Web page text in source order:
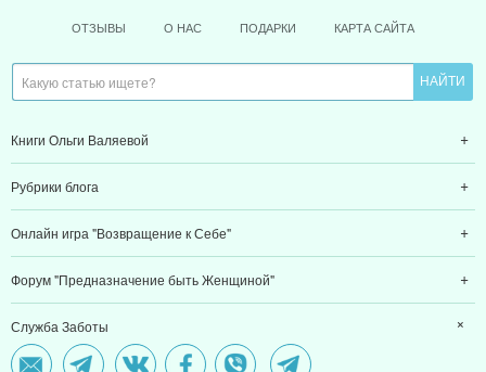
ОТЗЫВЫ О НАС ПОДАРКИ КАРТА САЙТА
Книги Ольги Валяевой
Рубрики блога
Онлайн игра "Возвращение к Себе"
Форум "Предназначение быть Женщиной"
Служба Заботы